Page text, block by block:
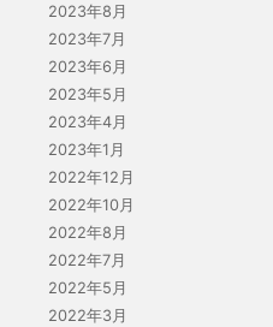
2023年8月
2023年7月
2023年6月
2023年5月
2023年4月
2023年1月
2022年12月
2022年10月
2022年8月
2022年7月
2022年5月
2022年3月